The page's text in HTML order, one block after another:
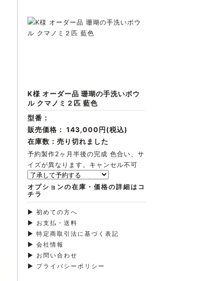
K様 オーダー品 珊瑚の手洗いボウ
ル クマノミ２匹 藍色
型番：
販売価格： 143,000円(税込)
在庫数：売り切れました
予約製作2ヶ月半後の完成 色合い、サ
イズが異なります。キャンセル不可
オプションの在庫・価格の詳細はコ
チラ
▶ 初めての方へ
▶ お支払・送料
▶ 特定商取引法に基づく表記
▶ 会社情報
▶ お問い合わせ
▶ プライバシーポリシー